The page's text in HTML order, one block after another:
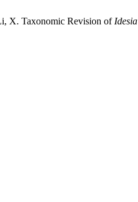
X. Taxonomic Revision of Idesia